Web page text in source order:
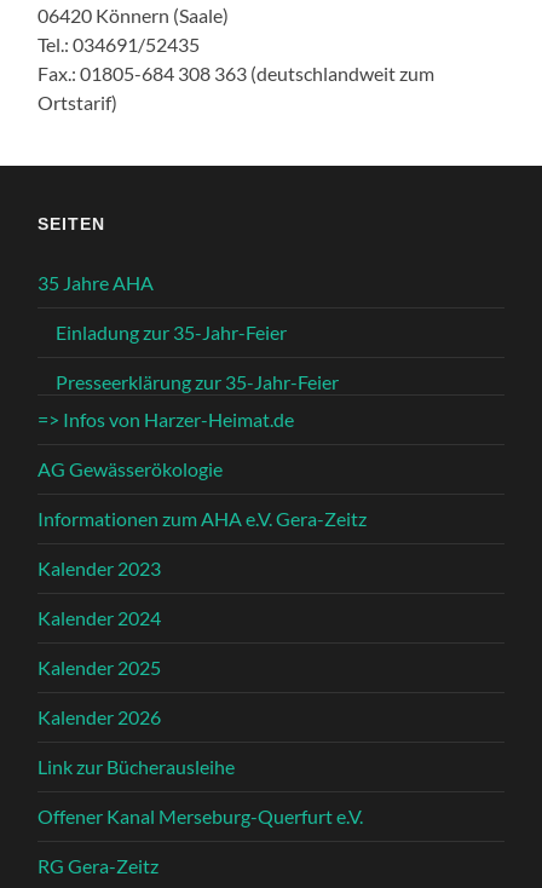
06420 Könnern (Saale)
Tel.: 034691/52435
Fax.: 01805-684 308 363 (deutschlandweit zum
Ortstarif)
SEITEN
35 Jahre AHA
Einladung zur 35-Jahr-Feier
Presseerklärung zur 35-Jahr-Feier
=> Infos von Harzer-Heimat.de
AG Gewässerökologie
Informationen zum AHA e.V. Gera-Zeitz
Kalender 2023
Kalender 2024
Kalender 2025
Kalender 2026
Link zur Bücherausleihe
Offener Kanal Merseburg-Querfurt e.V.
RG Gera-Zeitz